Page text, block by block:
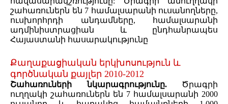
շահառուներն են 7 համալսարանի ուսանողները,
ուսխորհրդի անդամները, համալսարանի
ադմինիստրացիան և ընդհանրապես
Հայաստանի հասարակությունը
Քաղաքացիական երկխոսություն և
գործնական քայլեր 2010-2012
Շահառուների նկարագրությունը.
Ծրագրի
ուղղակի շահառուներն են 7 համալսարանի 2000